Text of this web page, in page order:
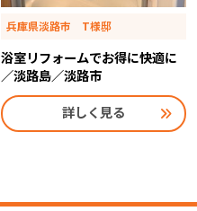
兵庫県淡路市 T様邸
浴室リフォームでお得に快適に
／淡路島／淡路市
詳しく見る